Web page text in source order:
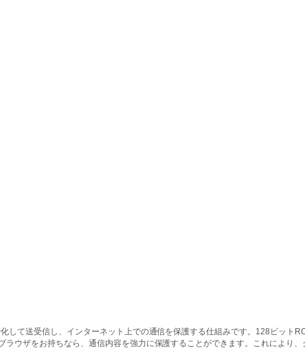
て送受信し、インターネット上での通信を保護する仕組みです。128ビット
ウザをお持ちなら、通信内容を強力に保護することができます。これにより